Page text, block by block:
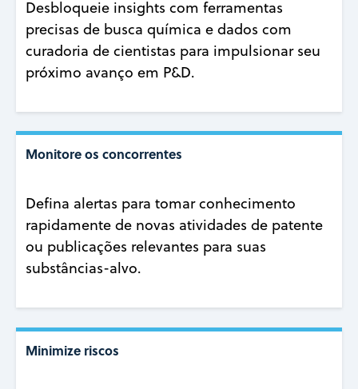
Desbloqueie insights com ferramentas
precisas de busca química e dados com
curadoria de cientistas para impulsionar seu
próximo avanço em P&D.
Monitore os concorrentes
Defina alertas para tomar conhecimento
rapidamente de novas atividades de patente
ou publicações relevantes para suas
substâncias-alvo.
Minimize riscos